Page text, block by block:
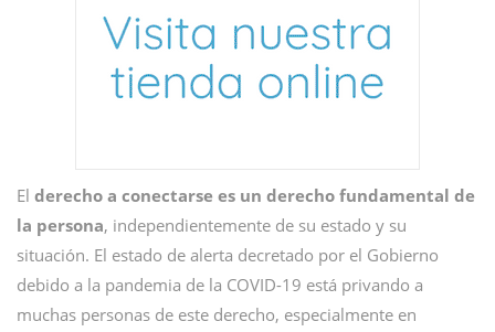
El derecho a conectarse es un derecho fundamental de
la persona, independientemente de su estado y su
situación. El estado de alerta decretado por el Gobierno
debido a la pandemia de la COVID-19 está privando a
muchas personas de este derecho, especialmente en